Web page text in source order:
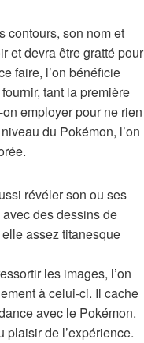
contours, son nom et
et devra être gratté pour
faire, l’on bénéficie
tant la première
employer pour ne rien
du Pokémon, l’on
révéler son ou ses
des dessins de
assez titanesque
les images, l’on
à celui-ci. Il cache
avec le Pokémon.
de l’expérience.